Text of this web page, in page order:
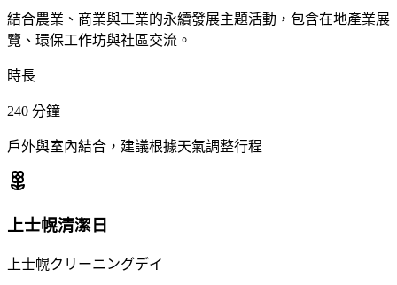
結合農業、商業與工業的永續發展主題活動，包含在地產業展
覽、環保工作坊與社區交流。
時長
240 分鐘
戶外與室內結合，建議根據天氣調整行程
上士幌清潔日
上士幌クリーニングデイ